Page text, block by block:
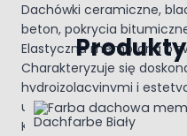
Dachówki ceramiczne,
beton, pokrycia
Elastyczna membrana o
Charakteryzuje się
hydroizolacyjnymi i
użyte w farbie są odporne
KOLOR: Tutaj kupujesz kolor
Navigating through the
Press to skip carousel
Press to go to carousel